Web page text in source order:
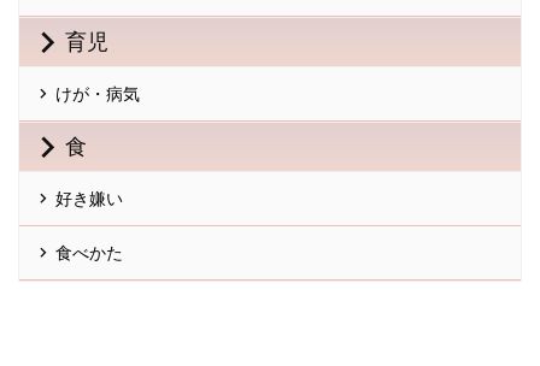
育児
けが・病気
食
好き嫌い
食べかた